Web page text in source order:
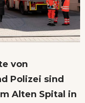
von
Polizei sind
Alten Spital in